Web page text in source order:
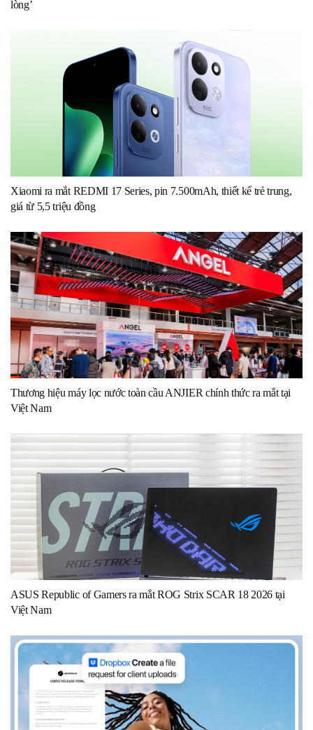
lòng’
Xiaomi ra mắt REDMI 17 Series, pin 7.500mAh, thiết kế trẻ trung,
giá từ 5,5 triệu đồng
Thương hiệu máy lọc nước toàn cầu ANJIER chính thức ra mắt tại
Việt Nam
ASUS Republic of Gamers ra mắt ROG Strix SCAR 18 2026 tại
Việt Nam